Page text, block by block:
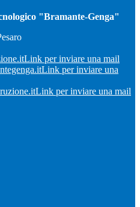
"Bramante-Genga"
Link per inviare una mail
Link per inviare una
Link per inviare una mail